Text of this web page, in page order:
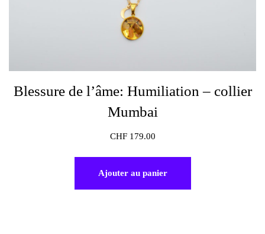
Blessure de l’âme: Humiliation – collier
Mumbai
CHF179.00
Ajouter au panier